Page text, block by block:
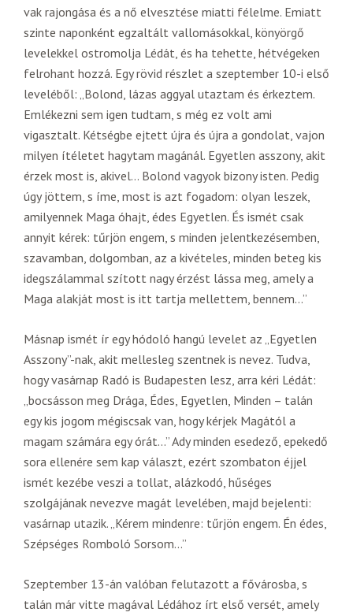
vak rajongása és a nő elvesztése miatti félelme. Emiatt
szinte naponként egzaltált vallomásokkal, könyörgő
levelekkel ostromolja Lédát, és ha tehette, hétvégeken
felrohant hozzá. Egy rövid részlet a szeptember 10-i első
leveléből: „Bolond, lázas aggyal utaztam és érkeztem.
Emlékezni sem igen tudtam, s még ez volt ami
vigasztalt. Kétségbe ejtett újra és újra a gondolat, vajon
milyen ítéletet hagytam magánál. Egyetlen asszony, akit
érzek most is, akivel… Bolond vagyok bizony isten. Pedig
úgy jöttem, s íme, most is azt fogadom: olyan leszek,
amilyennek Maga óhajt, édes Egyetlen. És ismét csak
annyit kérek: tűrjön engem, s minden jelentkezésemben,
szavamban, dolgomban, az a kivételes, minden beteg kis
idegszálammal szított nagy érzést lássa meg, amely a
Maga alakját most is itt tartja mellettem, bennem…”
Másnap ismét ír egy hódoló hangú levelet az „Egyetlen
Asszony”-nak, akit mellesleg szentnek is nevez. Tudva,
hogy vasárnap Radó is Budapesten lesz, arra kéri Lédát:
„bocsásson meg Drága, Édes, Egyetlen, Minden – talán
egy kis jogom mégiscsak van, hogy kérjek Magától a
magam számára egy órát…” Ady minden esedező, epekedő
sora ellenére sem kap választ, ezért szombaton éjjel
ismét kezébe veszi a tollat, alázkodó, hűséges
szolgájának nevezve magát levelében, majd bejelenti:
vasárnap utazik. „Kérem mindenre: tűrjön engem. Én édes,
Szépséges Romboló Sorsom…”
Szeptember 13-án valóban felutazott a fővárosba, s
talán már vitte magával Lédához írt első versét, amely